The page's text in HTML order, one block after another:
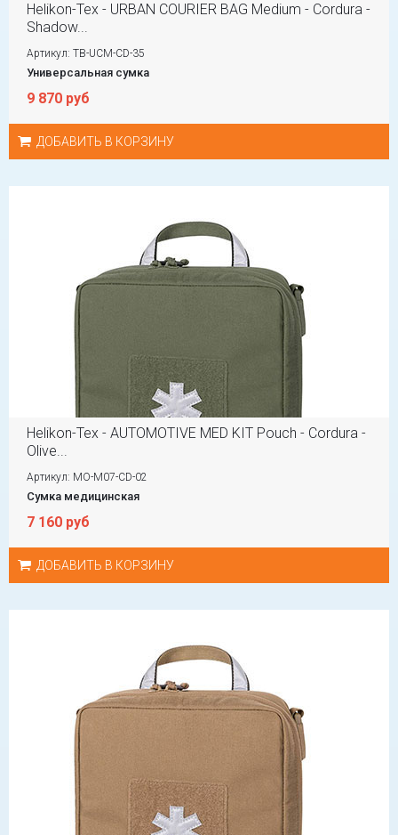
Helikon-Tex - URBAN COURIER BAG Medium - Cordura -
Shadow...
Артикул: TB-UCM-CD-35
Универсальная сумка
9 870 руб
ДОБАВИТЬ В КОРЗИНУ
Helikon-Tex - AUTOMOTIVE MED KIT Pouch - Cordura -
Olive...
Артикул: MO-M07-CD-02
Сумка медицинская
7 160 руб
ДОБАВИТЬ В КОРЗИНУ